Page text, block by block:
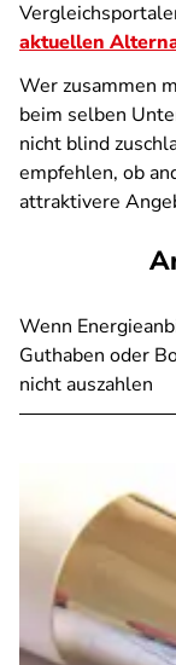
aktuellen
Wer zusammen
beim selben
nicht blind
empfehlen, ob
attraktivere
Wenn
Guthaben oder
nicht auszahlen